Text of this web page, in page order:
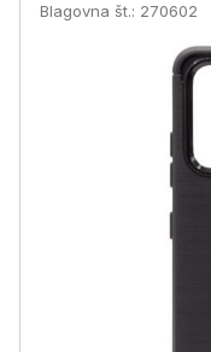
Blagovna št.: 270602